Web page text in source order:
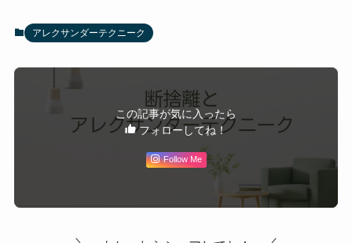
アレクサンダーテクニーク
この記事が気に入ったら
フォローしてね！
Follow Me